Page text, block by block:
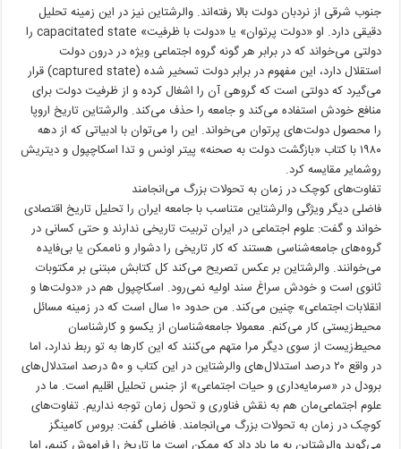
جنوب شرقی از نردبان دولت بالا رفته‌اند. والرشتاین نیز در این زمینه تحلیل
دقیقی دارد. او «دولت پرتوان» یا «دولت با ظرفیت» capacitated state را
دولتی می‌خواند که در برابر هر گونه گروه اجتماعی ویژه در درون دولت
استقلال دارد، این مفهوم در برابر دولت تسخیر شده (captured state) قرار
می‌گیرد که دولتی است که گروهی آن را اشغال کرده و از ظرفیت دولت برای
منافع خودش استفاده می‌کند و جامعه را حذف می‌کند. والرشتاین تاریخ اروپا
را محصول دولت‌های پرتوان می‌خواند. این را می‌توان با ادبیاتی که از دهه
١٩٨٠ با کتاب «بازگشت دولت به صحنه» پیتر اونس و تدا اسکاچپول و دیتریش
روشمایر مقایسه کرد.
تفاوت‌های کوچک در زمان به تحولات بزرگ می‌انجامند
فاضلی دیگر ویژگی والرشتاین متناسب با جامعه ایران را تحلیل تاریخ اقتصادی
خواند و گفت: علوم اجتماعی در ایران تربیت تاریخی ندارند و حتی کسانی در
گروه‌های جامعه‌شناسی هستند که کار تاریخی را دشوار و ناممکن یا بی‌فایده
می‌خوانند. والرشتاین بر عکس تصریح می‌کند کل کتابش مبتنی بر مکتوبات
ثانوی است و خودش سراغ سند اولیه نمی‌رود. اسکاچپول هم در «دولت‌ها و
انقلابات اجتماعی» چنین می‌کند. من حدود ١٠ سال است که در زمینه مسائل
محیط‌زیستی کار می‌کنم. معمولا جامعه‌شناسان از یکسو و کارشناسان
محیط‌زیست از سوی دیگر مرا متهم می‌کنند که این کارها به تو ربط ندارد، اما
در واقع ٢٠ درصد استدلال‌های والرشتاین در این کتاب و ۵٠ درصد استدلال‌های
برودل در «سرمایه‌داری و حیات اجتماعی» از جنس تحلیل اقلیم است. ما در
علوم اجتماعی‌مان هم به نقش فناوری و تحول زمان توجه نداریم. تفاوت‌های
کوچک در زمان به تحولات بزرگ می‌انجامند. فاضلی گفت: بروس کامینگز
می‌گوید والرشتاین به ما یاد داد که ممکن است ما تاریخ را فراموش کنیم، اما